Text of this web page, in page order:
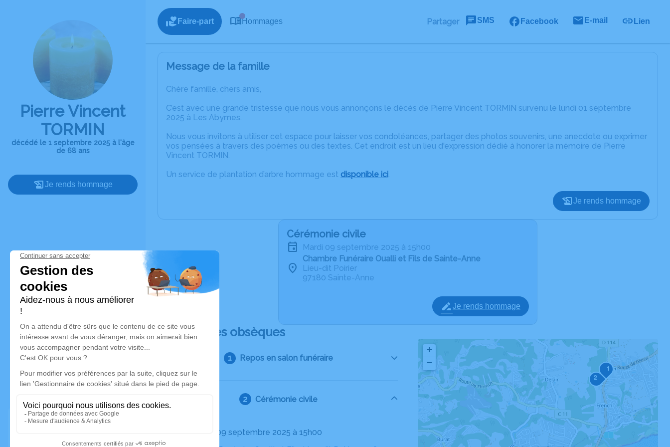
Pierre Vincent
TORMIN
décédé le 1 septembre 2025 à l'âge
de 68 ans
Je rends hommage
Faire-part Hommages Partager SMS Facebook E-mail Lien
Message de la famille
Chère famille, chers amis,
C’est avec une grande tristesse que nous vous annonçons le décès de Pierre Vincent TORMIN survenu le lundi 01 septembre
2025 à Les Abymes.
Nous vous invitons à utiliser cet espace pour laisser vos condoléances, partager des photos souvenirs, une anecdote ou exprimer
vos pensées à travers des poèmes ou des textes. Cet endroit est un lieu d'expression dédié à honorer la mémoire de Pierre
Vincent TORMIN.
Un service de plantation d’arbre hommage est disponible ici.
Je rends hommage
Cérémonie civile
mardi 09 septembre 2025 à 15h00
Chambre Funéraire Oualli et Fils de Sainte-Anne
Lieu-dit Poirier
97180 Sainte-Anne
Je rends hommage
Déroulé des obsèques
Repos en salon funéraire
Cérémonie civile
Le mardi 09 septembre 2025 à 15h00
1
2
+
−